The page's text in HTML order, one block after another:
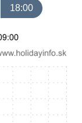
18:00